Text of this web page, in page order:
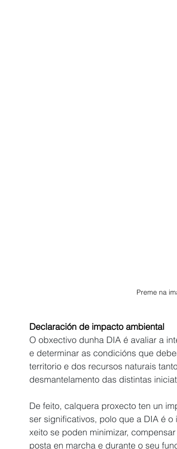
Preme na
Declaración de impacto ambiental
O obxectivo dunha DIA é avaliar a
e determinar as condicións que
territorio e dos recursos naturais
desmantelamento das distintas
De feito, calquera proxecto ten un
ser significativos, polo que a DIA é
xeito se poden minimizar,
posta en marcha e durante o seu